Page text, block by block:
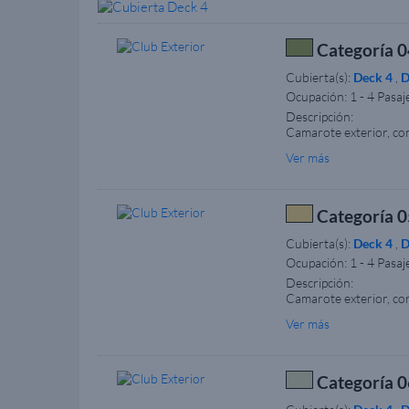
Categoría
Cubierta(s): Deck 4
Ocupación: 1 - 4
Descripción:
Camarote exterior,
bajo las lámparas de
Ver más
Categoría
Cubierta(s): Deck 4
Ocupación: 1 - 4
Descripción:
Camarote exterior,
bajo las lámparas de
formulario de
muebles pueden
Ver más
Categoría